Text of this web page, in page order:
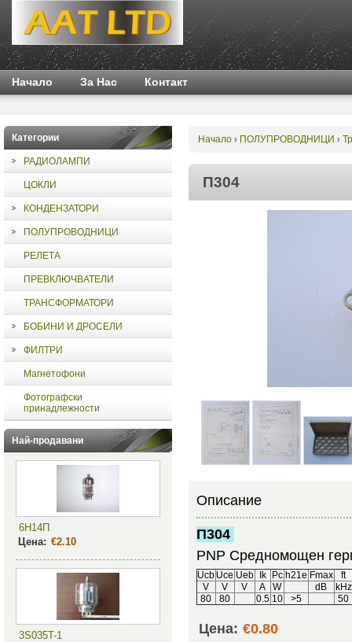
Начало За Нас Контакт
Категории
РАДИОЛАМПИ
ЦОКЛИ
КОНДЕНЗАТОРИ
ПОЛУПРОВОДНИЦИ
РЕЛЕТА
ПРЕВКЛЮЧВАТЕЛИ
ТРАНСФОРМАТОРИ
БОБИНИ И ДРОСЕЛИ
ФИЛТРИ
Магнетофони
Фотографски
принадлежности
Най-продавани
6Н14П
Цена: €2.10
3S035T-1
Начало› ПОЛУПРОВОДНИЦИ ›
П304
Описание
П304
PNP Средномощен
Ucb Uce Ueb Ik Pc h21e Fmax
ft
V
V V A W dB
kHz
80
80 0.5 10 >5 50
Цена: €0.80